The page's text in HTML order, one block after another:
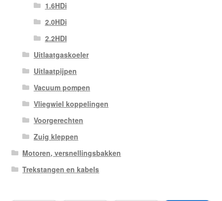
1.6HDi
2.0HDi
2.2HDI
Uitlaatgaskoeler
Uitlaatpijpen
Vacuum pompen
Vliegwiel koppelingen
Voorgerechten
Zuig kleppen
Motoren, versnellingsbakken
Trekstangen en kabels